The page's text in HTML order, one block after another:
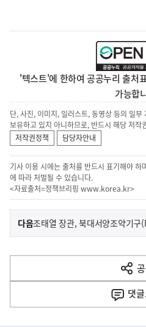
'텍스트'에 한하여 공공누리 출처
가능합
단, 사진, 이미지, 일러스트, 동영상 등의 일
보유하고 있지 아니하므로, 반드시 해당 저작
저작권정책
담당자안내
기사 이용 시에는 출처를 반드시 표기해야 하
에 따라 처벌될 수 있습니다.
<자료출처=정책브리핑 www.korea.kr>
이
전
다
음
다음기
조태열 장관, 북대서양조약기구
열
기
댓글